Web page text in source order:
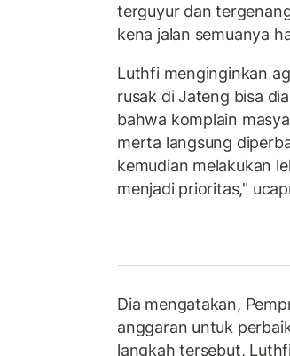
terguyur dan
kena jalan semuanya
Luthfi menginginkan
rusak di Jateng bisa
bahwa komplain
merta langsung
kemudian melakukan
menjadi prioritas,"
Dia mengatakan,
anggaran untuk
langkah tersebut,